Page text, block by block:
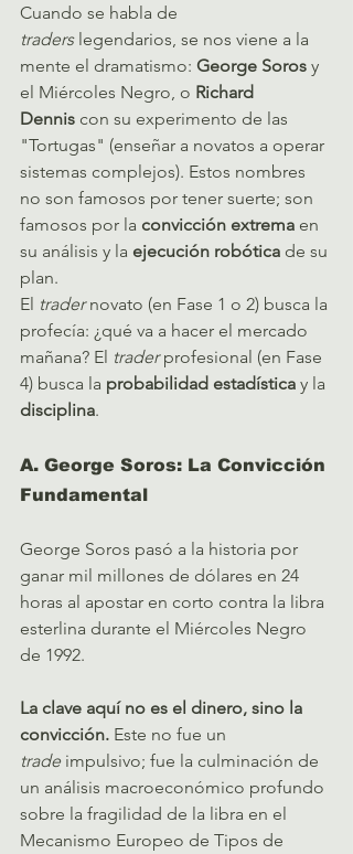
Cuando se habla de
traders legendarios, se nos viene a la
mente el dramatismo: George Soros y
el Miércoles Negro, o Richard
Dennis con su experimento de las
"Tortugas" (enseñar a novatos a operar
sistemas complejos). Estos nombres
no son famosos por tener suerte; son
famosos por la convicción extrema en
su análisis y la ejecución robótica de su
plan.
El trader novato (en Fase 1 o 2) busca la
profecía: ¿qué va a hacer el mercado
mañana? El trader profesional (en Fase
4) busca la probabilidad estadística y la
disciplina.
A. George Soros: La Convicción
Fundamental
George Soros pasó a la historia por
ganar mil millones de dólares en 24
horas al apostar en corto contra la libra
esterlina durante el Miércoles Negro
de 1992.
La clave aquí no es el dinero, sino la
convicción. Este no fue un
trade impulsivo; fue la culminación de
un análisis macroeconómico profundo
sobre la fragilidad de la libra en el
Mecanismo Europeo de Tipos de